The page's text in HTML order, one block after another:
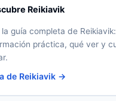
Reikiavik
la guía completa de Reikiavik:
práctica, qué ver y
de Reikiavik →